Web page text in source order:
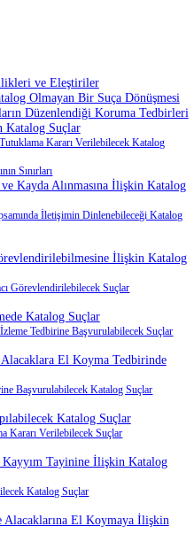
ve Eleştiriler
Olmayan Bir Suça Dönüşmesi
Düzenlendiği Koruma Tedbirleri
Katalog Suçlar
Kararı Verilebilecek Katalog
Sınırları
Kayda Alınmasına İlişkin Katalog
İletişimin Dinlenebileceği Katalog
İlişkin Katalog
Görevlendirilebilecek Suçlar
Katalog Suçlar
Tedbirine Başvurulabilecek Suçlar
Alacaklara El Koyma Tedbirinde
Başvurulabilecek Katalog Suçlar
Katalog Suçlar
Kararı Verilebilecek Suçlar
Tayinine İlişkin Katalog
Katalog Suçlar
Alacaklarına El Koymaya İlişkin